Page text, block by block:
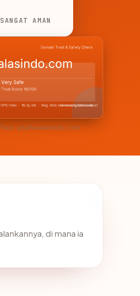
SANGAT AMAN
· ptalfavalasindo.com
di mana ia